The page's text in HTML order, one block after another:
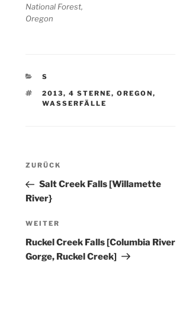
National Forest,
Oregon
KATEGORIEN
S
SCHLAGWÖRTER
2013, 4 STERNE, OREGON,
WASSERFÄLLE
Beitragsnavigation
Vorheriger
Beitrag
ZURÜCK
Salt Creek Falls [Willamette
River}
Nächster
Beitrag
WEITER
Ruckel Creek Falls [Columbia River
Gorge, Ruckel Creek]